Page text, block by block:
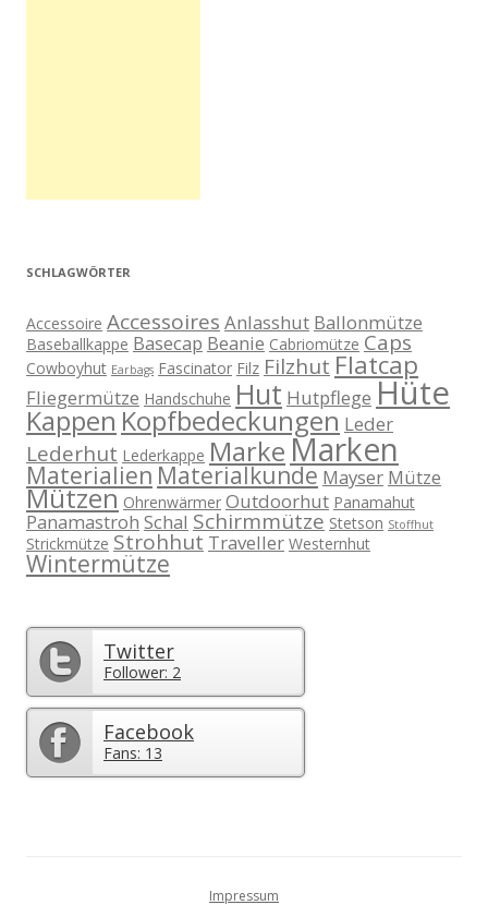
SCHLAGWÖRTER
Accessoire Accessoires Anlasshut Ballonmütze
Baseballkappe Basecap Beanie Cabriomütze Caps
Cowboyhut Earbags Fascinator Filz Filzhut Flatcap
Fliegermütze Handschuhe Hut Hutpflege Hüte
Kappen Kopfbedeckungen Leder
Lederhut Lederkappe MarkeMarken
Materialien Materialkunde Mayser Mütze
Mützen Ohrenwärmer Outdoorhut Panamahut
Panamastroh Schal Schirmmütze Stetson Stoffhut
Strickmütze Strohhut Traveller Westernhut
Wintermütze
Twitter
Follower: 2
Facebook
Fans: 13
Impressum